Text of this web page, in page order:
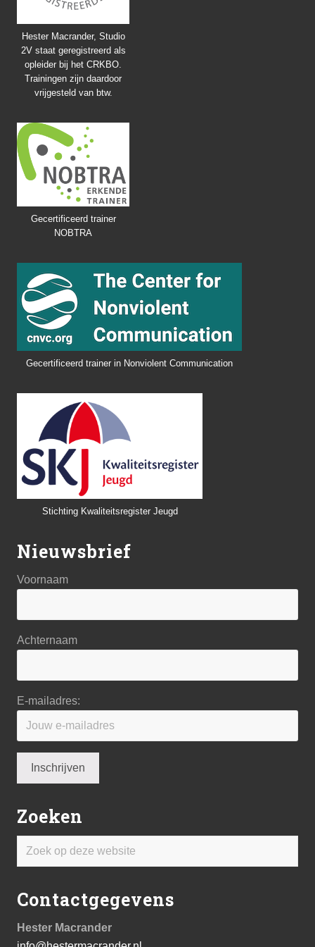
Hester Macrander, Studio
2V staat geregistreerd als
opleider bij het CRKBO.
Trainingen zijn daardoor
vrijgesteld van btw.
Gecertificeerd trainer
NOBTRA
Gecertificeerd trainer in Nonviolent Communication
Stichting Kwaliteitsregister Jeugd
Nieuwsbrief
Voornaam
Achternaam
E-mailadres:
Zoeken
Zoek
website
Contactgegevens
Hester Macrander